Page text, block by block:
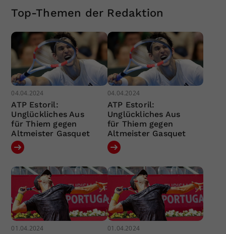
Top-Themen der Redaktion
04.04.2024
ATP Estoril:
Unglückliches Aus
für Thiem gegen
Altmeister Gasquet
04.04.2024
ATP Estoril:
Unglückliches Aus
für Thiem gegen
Altmeister Gasquet
01.04.2024 01.04.2024